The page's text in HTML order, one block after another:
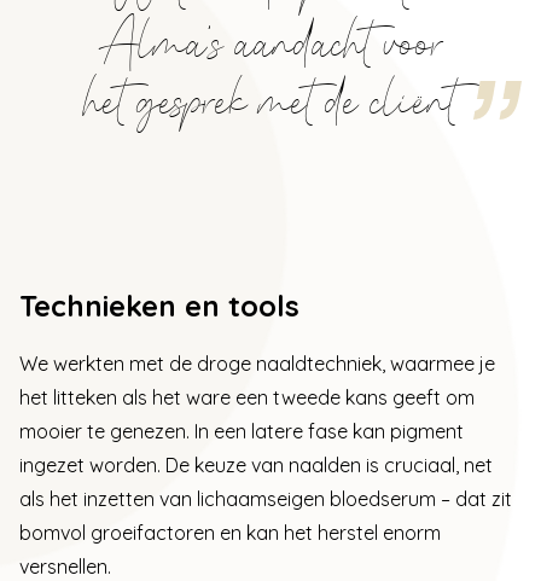
Alma’s aandacht voor
het gesprek met de cliënt
Technieken en tools
We werkten met de droge naaldtechniek, waarmee je
het litteken als het ware een tweede kans geeft om
mooier te genezen. In een latere fase kan pigment
ingezet worden. De keuze van naalden is cruciaal, net
als het inzetten van lichaamseigen bloedserum – dat zit
bomvol groeifactoren en kan het herstel enorm
versnellen.